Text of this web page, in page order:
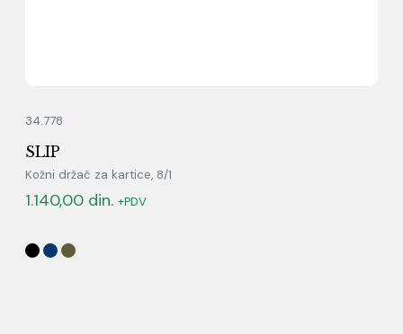
34.778
SLIP
Kožni držač za kartice, 8/1
1.140,00 din. +PDV